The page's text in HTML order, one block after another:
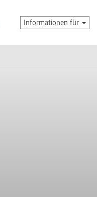
Informationen für